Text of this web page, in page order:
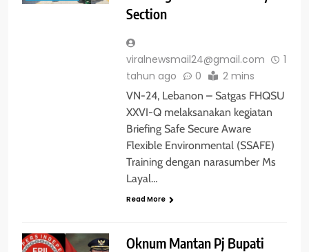
Section
viralnewsmail24@gmail.com
1
tahun ago
0 2 mins
VN-24, Lebanon – Satgas FHQSU
XXVI-Q melaksanakan kegiatan
Briefing Safe Secure Aware
Flexible Environmental (SSAFE)
Training dengan narasumber Ms
Layal…
Read More
Oknum Mantan Pj Bupati